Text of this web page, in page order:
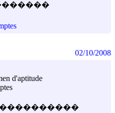
�������
d'aptitude
02/10/2008